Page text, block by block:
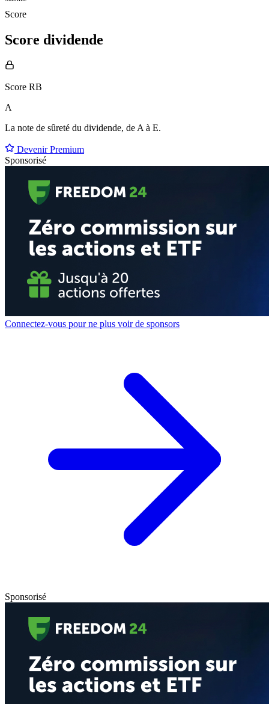
Score
Score dividende
Score RB
A
La note de sûreté du dividende, de A à E.
Devenir Premium
Sponsorisé
Connectez-vous pour ne plus voir de sponsors
Sponsorisé